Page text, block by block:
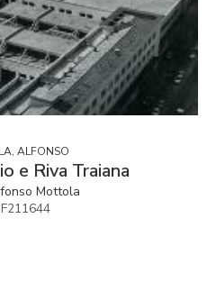
ALFONSO
e Riva Traiana
Mottola